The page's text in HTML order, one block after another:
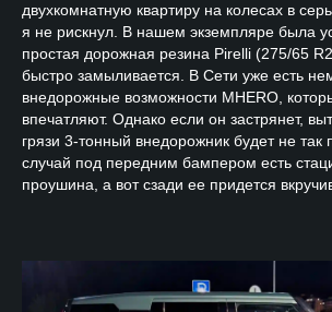
двухкомнатную квартиру на колесах в
я не рискнул. В нашем экземпляре была
простая дорожная резина Pirelli (275/65
быстро замыливается. В Сети уже есть
внедорожные возможности MHERO,
впечатляют. Однако если он застрянет,
грязи 3-тонный внедорожник будет не так
случай под передним бампером есть
проушина, а вот сзади ее придется